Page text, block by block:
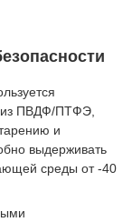
из ПВДФ/ПТФЭ,
и
выдерживать
среды от -40